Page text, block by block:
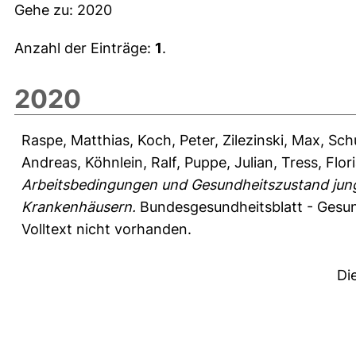
Gehe zu: 2020
Anzahl der Einträge: 1.
2020
Raspe, Matthias, Koch, Peter, Zilezinski, Max,
Andreas, Köhnlein, Ralf, Puppe, Julian, Tress,
Arbeitsbedingungen und Gesundheitszustand
Krankenhäusern. Bundesgesundheitsblatt -
Volltext nicht vorhanden.